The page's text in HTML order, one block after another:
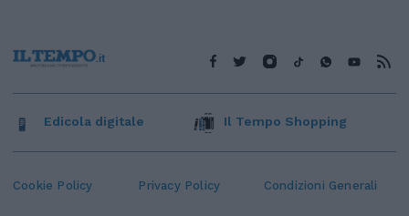
Cookie Policy Privacy Policy Condizioni Generali
Edicola digitale Il Tempo Shopping